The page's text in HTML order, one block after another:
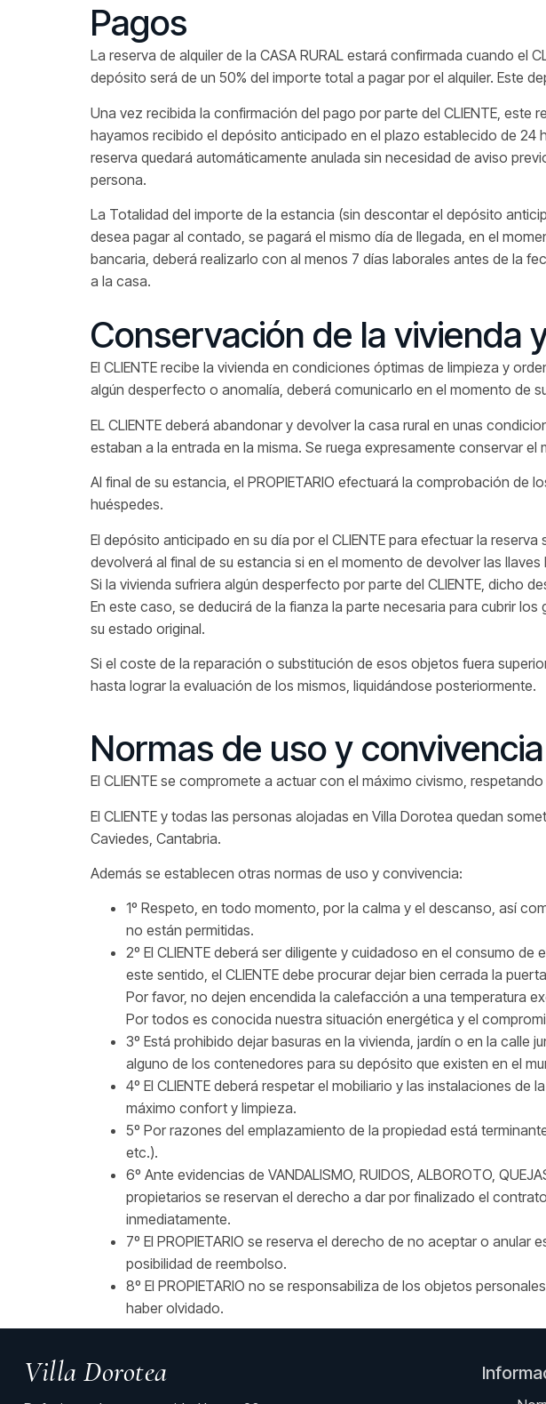
Pagos
La reserva de alquiler de la CASA RURAL estará confirmada cuando
depósito será de un 50% del importe total a pagar por el alquiler. Este
Una vez recibida la confirmación del pago por parte del CLIENTE,
hayamos recibido el depósito anticipado en el plazo establecido de
reserva quedará automáticamente anulada sin necesidad de aviso
persona.
La Totalidad del importe de la estancia (sin descontar el depósito
desea pagar al contado, se pagará el mismo día de llegada, en el
bancaria, deberá realizarlo con al menos 7 días laborales antes de la
a la casa.
Conservación de la vivienda
El CLIENTE recibe la vivienda en condiciones óptimas de limpieza y
algún desperfecto o anomalía, deberá comunicarlo en el momento de
EL CLIENTE deberá abandonar y devolver la casa rural en unas
estaban a la entrada en la misma. Se ruega expresamente conservar
Al final de su estancia, el PROPIETARIO efectuará la comprobación
huéspedes.
El depósito anticipado en su día por el CLIENTE para efectuar la
devolverá al final de su estancia si en el momento de devolver las
Si la vivienda sufriera algún desperfecto por parte del CLIENTE, dicho
En este caso, se deducirá de la fianza la parte necesaria para cubrir
su estado original.
Si el coste de la reparación o substitución de esos objetos fuera
hasta lograr la evaluación de los mismos, liquidándose posteriormente.
Normas de uso y convivencia
El CLIENTE se compromete a actuar con el máximo civismo,
El CLIENTE y todas las personas alojadas en Villa Dorotea quedan
Caviedes, Cantabria.
Además se establecen otras normas de uso y convivencia:
1º Respeto, en todo momento, por la calma y el descanso, así
no están permitidas.
2º El CLIENTE deberá ser diligente y cuidadoso en el consumo
este sentido, el CLIENTE debe procurar dejar bien cerrada la
Por favor, no dejen encendida la calefacción a una temperatura
Por todos es conocida nuestra situación energética y el
3º Está prohibido dejar basuras en la vivienda, jardín o en la calle
alguno de los contenedores para su depósito que existen en el
4º El CLIENTE deberá respetar el mobiliario y las instalaciones
máximo confort y limpieza.
5º Por razones del emplazamiento de la propiedad está
etc.).
6º Ante evidencias de VANDALISMO, RUIDOS, ALBOROTO,
propietarios se reservan el derecho a dar por finalizado el
inmediatamente.
7º El PROPIETARIO se reserva el derecho de no aceptar o
posibilidad de reembolso.
8º El PROPIETARIO no se responsabiliza de los objetos
haber olvidado.
Villa Dorotea